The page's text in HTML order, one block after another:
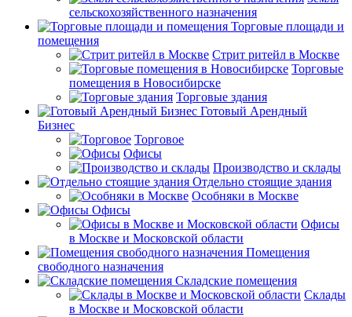
сельскохозяйственного назначения
Торговые площади и
помещения
Стрит ритейл в Москве
Торговые
помещения в Новосибирске
Торговые здания
Готовый Арендный
Бизнес
Торговое
Офисы
Производство и склады
Отдельно стоящие здания
Особняки в Москве
Офисы
Офисы
в Москве и Московской области
Помещения
свободного назначения
Складские помещения
Склады
в Москве и Московской области